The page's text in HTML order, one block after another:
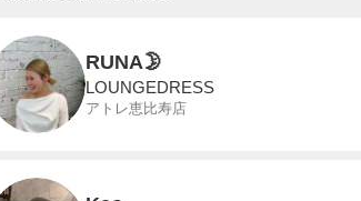
RUNA🌛
LOUNGEDRESS
アトレ恵比寿店